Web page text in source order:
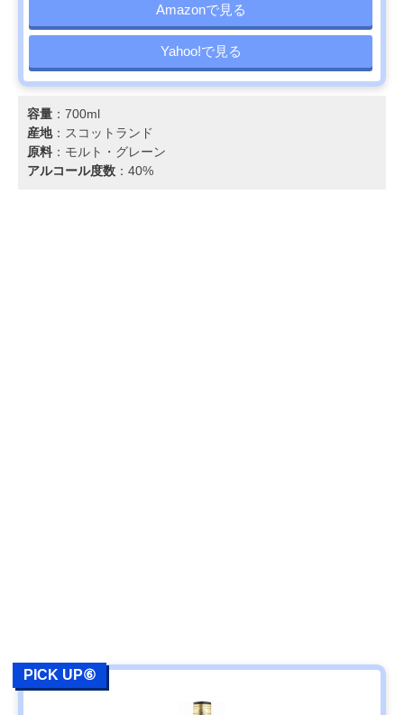
Amazonで見る
Yahoo!で見る
容量 ：700ml
産地：スコットランド
原料 ：モルト・グレーン
アルコール度数 ：40%
PICK UP⑥